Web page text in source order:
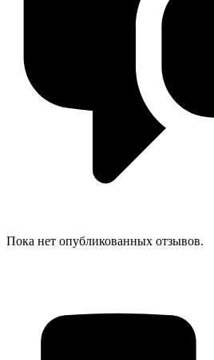
Пока нет опубликованных отзывов.